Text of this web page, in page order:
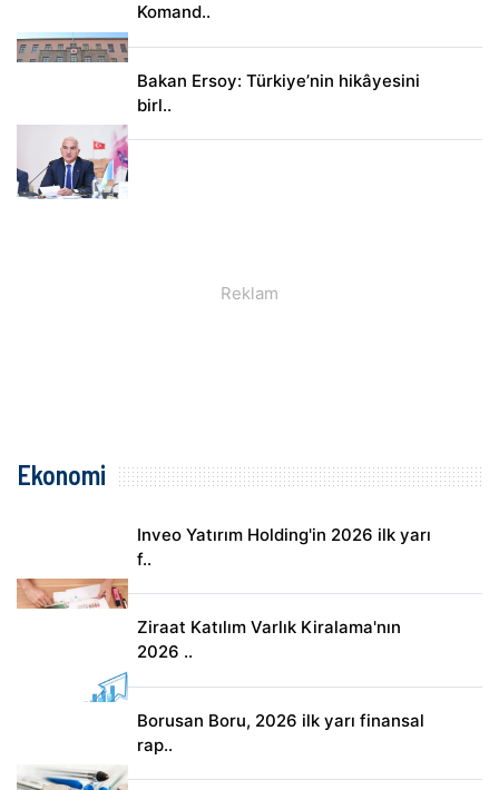
Komand..
Bakan Ersoy: Türkiye’nin hikâyesini
birl..
Ekonomi
Inveo Yatırım Holding'in 2026 ilk yarı
f..
Ziraat Katılım Varlık Kiralama'nın
2026 ..
Borusan Boru, 2026 ilk yarı finansal
rap..